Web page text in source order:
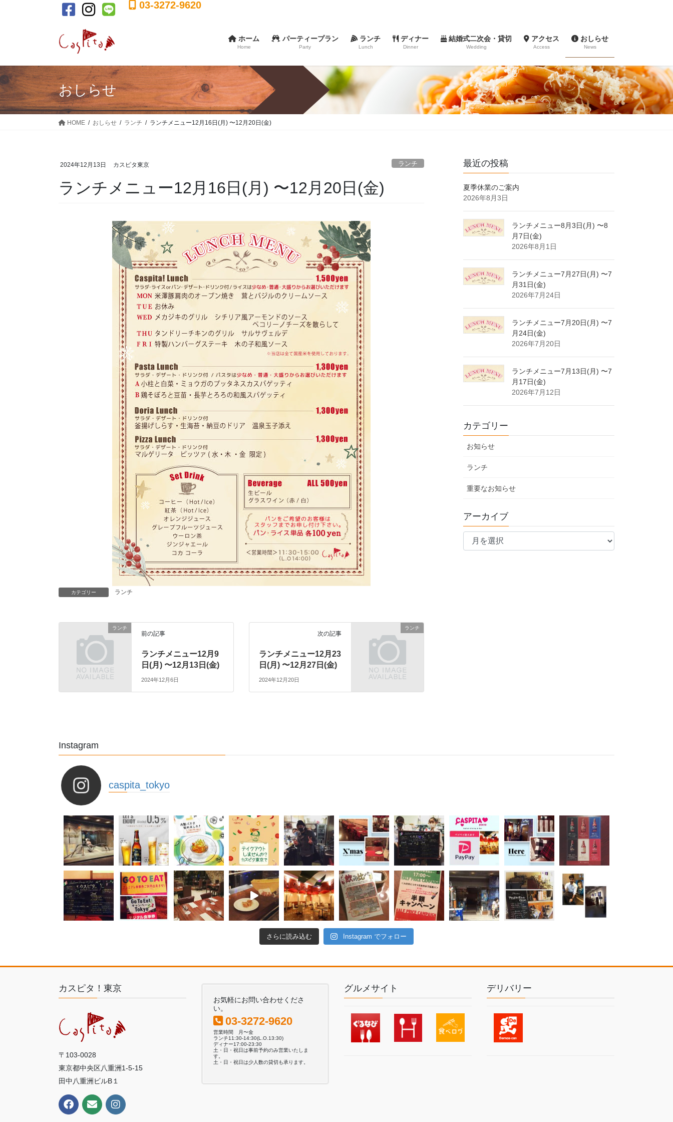
に
移
動
ョ
ン
に
移
動
03-3272-9620
ホーム
Home
パーティープラン
Party
ランチ
Lunch
ディナー
Dinner
結婚式二次会・貸切
Wedding
アクセス
Access
おしらせ
News
おしらせ
HOME おしらせ ランチ ランチメニュー12月16日(月) 〜12月20日(金)
2024年12月13日 カスピタ東京 ランチ
ランチメニュー12月16日(月) 〜12月20日(金)
カテゴリー ランチ
ランチ
前の記事
ランチメニュー12月9
日(月) 〜12月13日(金)
2024年12月6日
ランチ
次の記事
ランチメニュー12月23
日(月) 〜12月27日(金)
2024年12月20日
最近の投稿
夏季休業のご案内
2026年8月3日
ランチメニュー8月3日(月) 〜8
月7日(金)
2026年8月1日
ランチメニュー7月27日(月) 〜7
月31日(金)
2026年7月24日
ランチメニュー7月20日(月) 〜7
月24日(金)
2026年7月20日
ランチメニュー7月13日(月) 〜7
月17日(金)
2026年7月12日
カテゴリー
お知らせ
ランチ
重要なお知らせ
アーカイブ
ア
Instagram
caspita_tokyo
さらに読み込む Instagram でフォロー
カスピタ！東京
〒103-0028
東京都中央区八重洲1-5-15
田中八重洲ビルB１
お気軽にお問い合わせくださ
い。
03-3272-9620
営業時間 月〜金
ランチ11:30-14:30(L.O.13:30)
ディナー17:00-23:30
土・日・祝日は事前予約のみ営業いたしま
す。
土・日・祝日は少人数の貸切も承ります。
グルメサイト デリバリー